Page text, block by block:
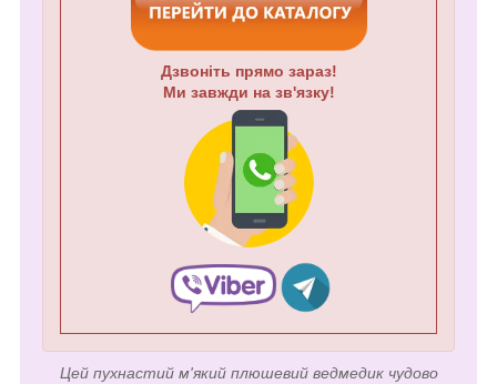
Дзвоніть прямо зараз!
Ми завжди на зв'язку!
Цей пухнастий м'який плюшевий ведмедик чудово